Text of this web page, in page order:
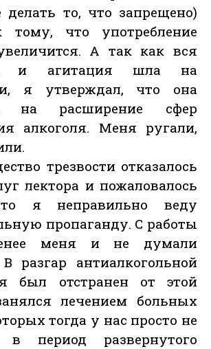
делать то, что запрещено)
тому, что употребление
А так как вся
и агитация шла на
я утверждал, что она
на расширение сфер
алкоголя. Меня ругали,
трезвости отказалось
лектора и пожаловалось
я неправильно веду
пропаганду. С работы
меня и не думали
разгар антиалкогольной
был отстранен от этой
лечением больных
тогда у нас просто не
период развернутого